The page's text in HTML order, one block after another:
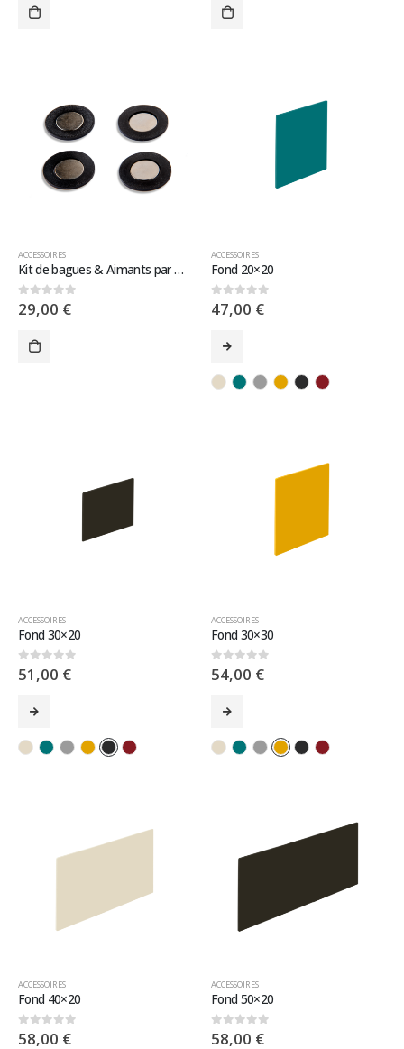
ACCESSOIRES
Kit de bagues & Aimants par multiple de 4
0sur 5
29,00 €
ACCESSOIRES
Fond 20×20
0sur 5
47,00 €
ACCESSOIRES
Fond 30×20
0sur 5
51,00 €
ACCESSOIRES
Fond 30×30
0sur 5
54,00 €
ACCESSOIRES
Fond 40×20
0sur 5
58,00 €
ACCESSOIRES
Fond 50×20
0sur 5
58,00 €